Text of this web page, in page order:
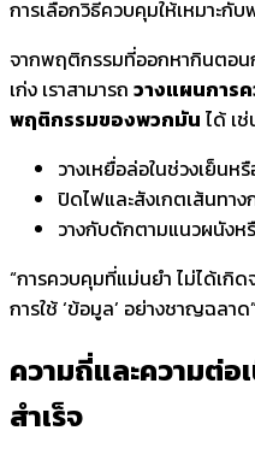
การเลือกวิธีควบคุมให้เหมาะกั
จากพฤติกรรมที่ออกหากินตอ
เก่ง เราสามารถ วางแผนการ
พฤติกรรมของพวกมัน ได้ เช่
วางเหยื่อล่อในช่วงเย็นห
ปิดไฟและสังเกตเส้นทาง
วางกับดักตามแนวผนังห
“การควบคุมที่แม่นยำ ไม่ได้เกิด
การใช้ ‘ข้อมูล’ อย่างชาญฉลาด
ความถี่และความต่อ
สำเร็จ